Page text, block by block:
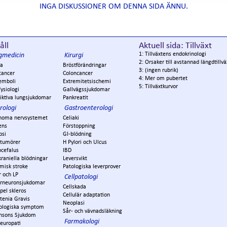
INGA DISKUSSIONER OM DENNA SIDA ÄNNU.
lungsjukdomar
nervsystemet
blödningar
stroke
och LP
skleros
Gravis
symptom
Sjukdom
Kirurgi
Bröstförändringar
Coloncancer
Extremitetsischemi
Gallvägssjukdomar
Pankreatit
Gastroenterologi
Celiaki
Förstoppning
GI-blödning
H Pylori och Ulcus
IBD
Leversvikt
Patologiska leverprover
Cellpatologi
Cellskada
Cellulär adaptation
Neoplasi
Sår- och vävnadsläkning
Farmakologi
Aktuell sida: Tillväxt
1: Tillväxtens endokrinologi
2: Orsaker till avstannad
3: (ingen rubrik)
4: Mer om pubertet
5: Tillväxtkurvor